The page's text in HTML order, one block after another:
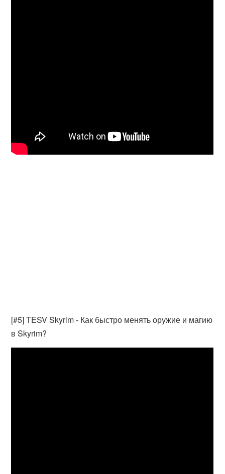
[#5] TESV Skyrim - Как быстро менять оружие и магию
в Skyrim?